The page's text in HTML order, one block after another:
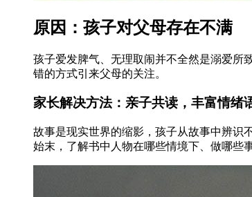
原因：孩子对父母存在不满
孩子爱发脾气、无理取闹并不全然是溺爱所
错的方式引来父母的关注。
家长解决方法：亲子共读，丰富情绪
故事是现实世界的缩影，孩子从故事中辨识
始末，了解书中人物在哪些情境下、做哪些